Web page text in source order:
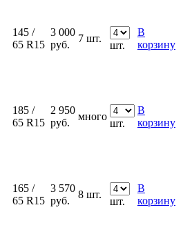
145 /
65 R15
3 000
руб.
7 шт.
шт.
В
корзину
185 /
65 R15
2 950
руб.
много
шт.
В
корзину
165 /
65 R15
3 570
руб.
8 шт.
шт.
В
корзину